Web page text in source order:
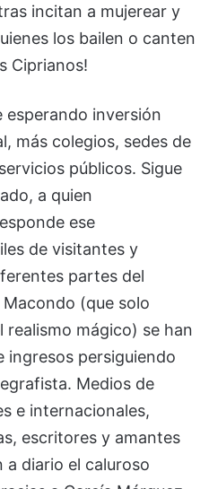
incitan a mujerear y
los bailen o canten
Ciprianos!
esperando inversión
más colegios, sedes de
públicos. Sigue
a quien
ese
de visitantes y
partes del
(que solo
realismo mágico) se han
persiguiendo
Medios de
e internacionales,
escritores y amantes
a diario el caluroso